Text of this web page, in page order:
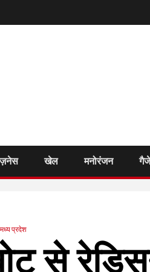
खेल मनोरंजन
मध्य प्रदेश
से